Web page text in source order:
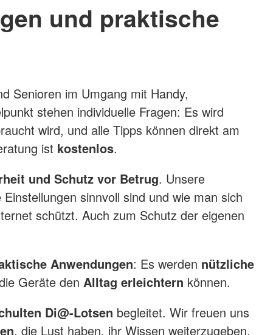
und praktische
Senioren im Umgang mit Handy,
stehen individuelle Fragen: Es wird
wird, und alle Tipps können direkt am
ist kostenlos.
und Schutz vor Betrug. Unsere
sinnvoll sind und wie man sich
schützt. Auch zum Schutz der eigenen
Anwendungen: Es werden nützliche
Geräte denAlltag erleichtern können.
Di@-Lotsen begleitet. Wir freuen uns
, die Lust haben, ihr Wissen weiterzugeben,